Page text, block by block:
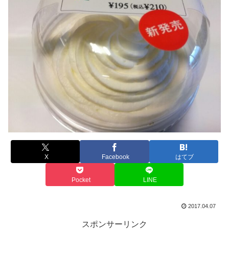
X Facebook はてブ
Pocket LINE
2017.04.07
スポンサーリンク